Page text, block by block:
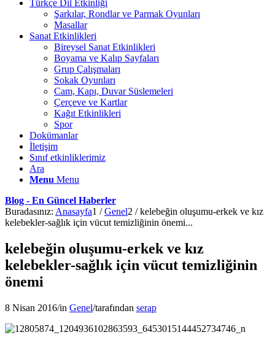
Türkçe Dil Etkinliği
Şarkılar, Rondlar ve Parmak Oyunları
Masallar
Sanat Etkinlikleri
Bireysel Sanat Etkinlikleri
Boyama ve Kalıp Sayfaları
Grup Çalışmaları
Sokak Oyunları
Cam, Kapı, Duvar Süslemeleri
Çerçeve ve Kartlar
Kağıt Etkinlikleri
Spor
Dokümanlar
İletişim
Sınıf etkinliklerimiz
Ara
Menu Menu
Blog - En Güncel Haberler
Buradasınız: Anasayfa1 / Genel2 / kelebeğin oluşumu-erkek ve kız
kelebekler-sağlık için vücut temizliğinin önemi...
kelebeğin oluşumu-erkek ve kız
kelebekler-sağlık için vücut temizliğinin
önemi
8 Nisan 2016/in Genel/tarafından serap